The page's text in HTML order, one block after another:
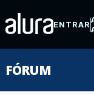
ENTRAR
FÓRUM